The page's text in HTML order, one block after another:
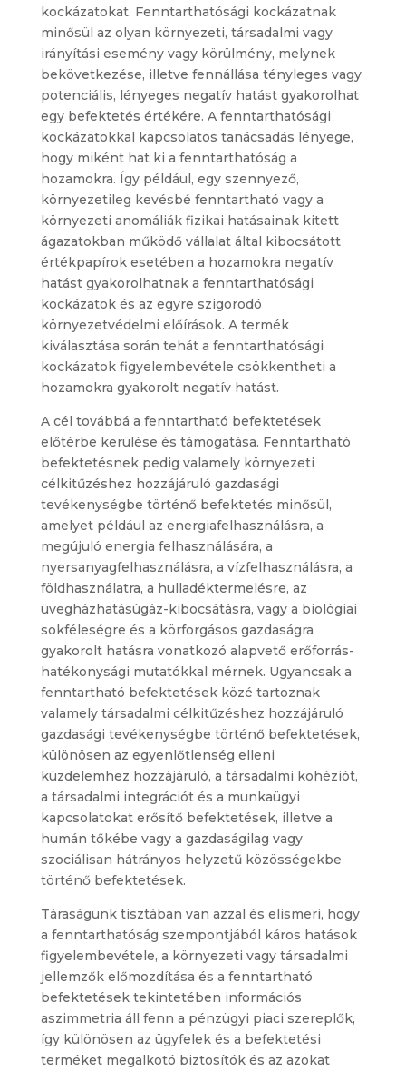
kockázatokat. Fenntarthatósági kockázatnak
minősül az olyan környezeti, társadalmi vagy
irányítási esemény vagy körülmény, melynek
bekövetkezése, illetve fennállása tényleges vagy
potenciális, lényeges negatív hatást gyakorolhat
egy befektetés értékére. A fenntarthatósági
kockázatokkal kapcsolatos tanácsadás lényege,
hogy miként hat ki a fenntarthatóság a
hozamokra. Így például, egy szennyező,
környezetileg kevésbé fenntartható vagy a
környezeti anomáliák fizikai hatásainak kitett
ágazatokban működő vállalat által kibocsátott
értékpapírok esetében a hozamokra negatív
hatást gyakorolhatnak a fenntarthatósági
kockázatok és az egyre szigorodó
környezetvédelmi előírások. A termék
kiválasztása során tehát a fenntarthatósági
kockázatok figyelembevétele csökkentheti a
hozamokra gyakorolt negatív hatást.
A cél továbbá a fenntartható befektetések
előtérbe kerülése és támogatása. Fenntartható
befektetésnek pedig valamely környezeti
célkitűzéshez hozzájáruló gazdasági
tevékenységbe történő befektetés minősül,
amelyet például az energiafelhasználásra, a
megújuló energia felhasználására, a
nyersanyagfelhasználásra, a vízfelhasználásra, a
földhasználatra, a hulladéktermelésre, az
üvegházhatásúgáz-kibocsátásra, vagy a biológiai
sokféleségre és a körforgásos gazdaságra
gyakorolt hatásra vonatkozó alapvető erőforrás-
hatékonysági mutatókkal mérnek. Ugyancsak a
fenntartható befektetések közé tartoznak
valamely társadalmi célkitűzéshez hozzájáruló
gazdasági tevékenységbe történő befektetések,
különösen az egyenlőtlenség elleni
küzdelemhez hozzájáruló, a társadalmi kohéziót,
a társadalmi integrációt és a munkaügyi
kapcsolatokat erősítő befektetések, illetve a
humán tőkébe vagy a gazdaságilag vagy
szociálisan hátrányos helyzetű közösségekbe
történő befektetések.
Táraságunk tisztában van azzal és elismeri, hogy
a fenntarthatóság szempontjából káros hatások
figyelembevétele, a környezeti vagy társadalmi
jellemzők előmozdítása és a fenntartható
befektetések tekintetében információs
aszimmetria áll fenn a pénzügyi piaci szereplők,
így különösen az ügyfelek és a befektetési
terméket megalkotó biztosítók és az azokat